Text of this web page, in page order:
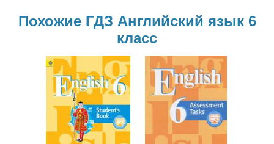
Похожие ГДЗ Английский язык 6
класс
Английский
язык
6 класс